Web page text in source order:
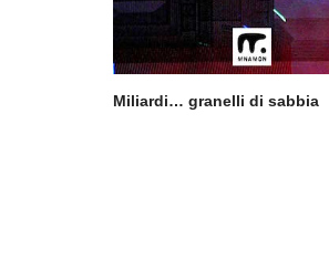
Miliardi… granelli di sabbia